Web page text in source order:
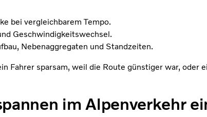
bei vergleichbarem Tempo.
Geschwindigkeitswechsel.
Nebenaggregaten und Standzeiten.
Fahrer sparsam, weil die Route günstiger war, oder
im Alpenverkehr